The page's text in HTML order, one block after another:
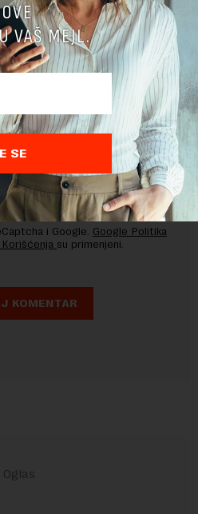
vas da se upoznate sa
korišćenja sajta.
i Google. Google Politika
su primenjeni.
VAŠ MEJL.
SE